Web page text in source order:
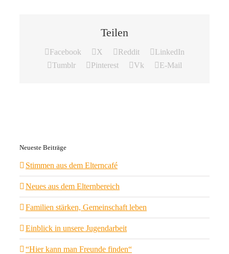
Teilen
Facebook X Reddit
LinkedIn
Tumblr
Pinterest Vk E-Mail
Neueste Beiträge
Stimmen aus dem Elterncafé
Neues aus dem Elternbereich
Familien stärken, Gemeinschaft leben
Einblick in unsere Jugendarbeit
“Hier kann man Freunde finden“